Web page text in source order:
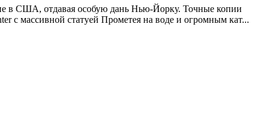
в США, отдавая особую дань Нью-Йорку. Точные копии
с массивной статуей Прометея на воде и огромным кат...